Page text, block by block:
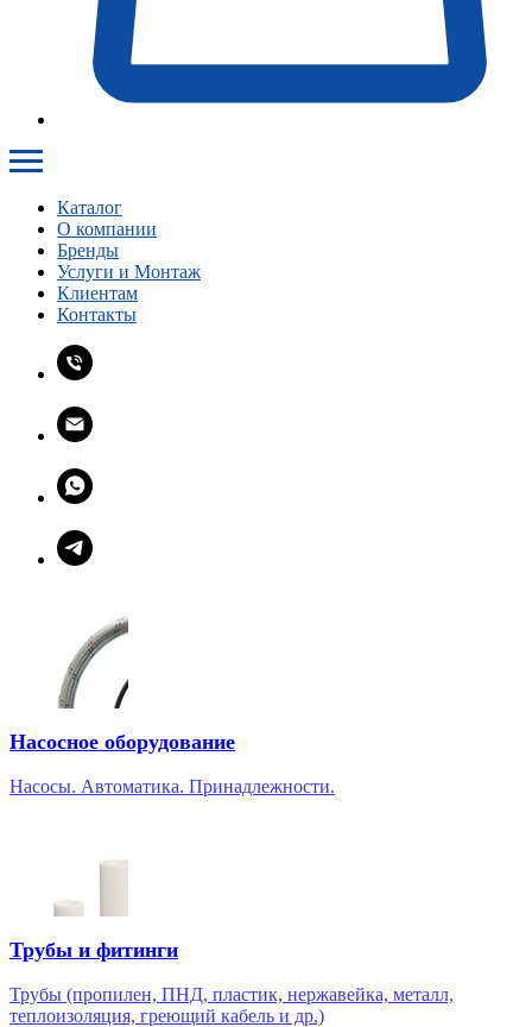
Каталог
О компании
Бренды
Услуги и Монтаж
Клиентам
Контакты
Насосное оборудование
Насосы. Автоматика. Принадлежности.
Трубы и фитинги
Трубы (пропилен, ПНД, пластик, нержавейка, металл,
теплоизоляция, греющий кабель и др.)